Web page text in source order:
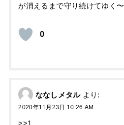
が消えるまで守り続けてゆく〜
0
ななしメタル より:
2020年11月23日 10:26 AM